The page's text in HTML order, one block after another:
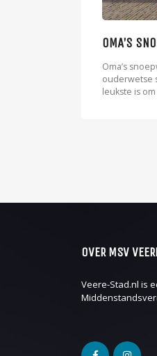
OMA’S
Oma’s
ouderwetse
leukste is
OVER MSV
Veere-Stad.nl is